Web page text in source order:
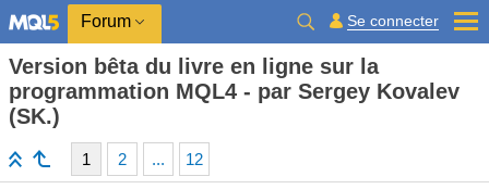
Forum Se connecter
Version bêta du livre en ligne sur la
programmation MQL4 - par Sergey Kovalev
(SK.)
1 2 ... 12